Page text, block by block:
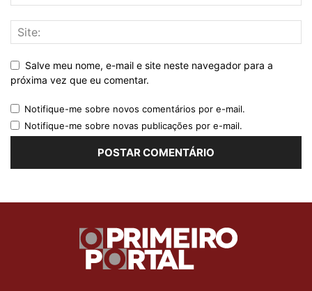
Salve meu nome, e-mail e site neste navegador para a
próxima vez que eu comentar.
Notifique-me sobre novos comentários por e-mail.
Notifique-me sobre novas publicações por e-mail.